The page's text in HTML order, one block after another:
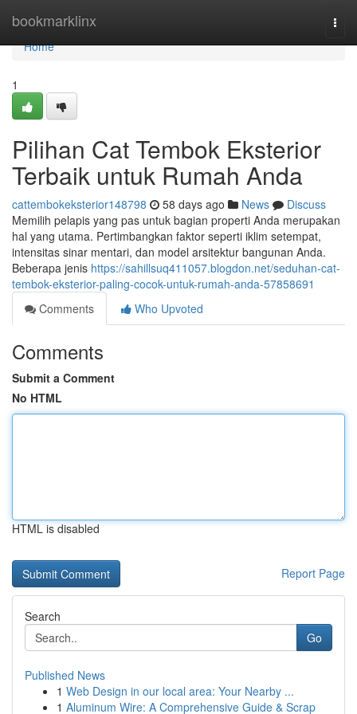
bookmarklinx
Home
Home
1
Pilihan Cat Tembok Eksterior
Terbaik untuk Rumah Anda
cattembokeksterior148798 58 days ago News
Discuss
Memilih pelapis yang pas untuk bagian properti Anda merupakan
hal yang utama. Pertimbangkan faktor seperti iklim setempat,
intensitas sinar mentari, dan model arsitektur bangunan Anda.
Beberapa jenis https://sahillsuq411057.blogdon.net/seduhan-cat-
tembok-eksterior-paling-cocok-untuk-rumah-anda-57858691
Comments
Who Upvoted
Comments
Submit a Comment
No HTML
HTML is disabled
Report Page
Search
Go
Published News
1 Web Design in our local area: Your Nearby ...
1 Aluminum Wire: A Comprehensive Guide & Scrap